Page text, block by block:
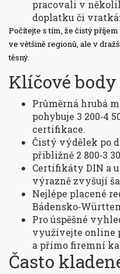
pracovali v
doplatku či
Počítejte s tím, že čistý
ve většině regionů, ale v
těsný.
Klíčové
Průměrná hrubá
pohybuje 3 200‑4
certifikace.
Čistý výdělek po
přibližně 2 800‑3
Certifikáty DIN a
výrazně zvyšují
Nejlépe placené
Pro úspěšné
využívejte online
a přímo firemní
Často